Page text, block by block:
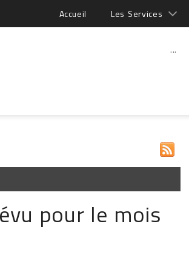
Accueil Les Services
...
pour le mois